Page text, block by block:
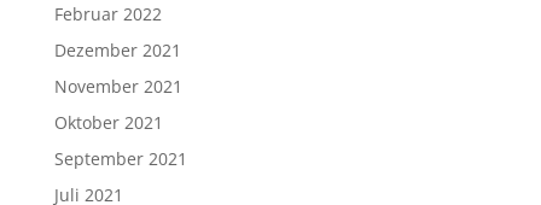
Februar 2022
Dezember 2021
November 2021
Oktober 2021
September 2021
Juli 2021